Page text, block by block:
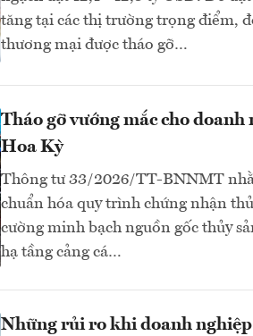
tăng tại các thị trường trọng điểm,
thương mại được tháo gỡ…
Tháo gỡ vướng mắc cho
Hoa Kỳ
Thông tư 33/2026/TT-BNNMT
chuẩn hóa quy trình chứng nhận
cường minh bạch nguồn gốc thủy
hạ tầng cảng cá…
Những rủi ro khi doanh